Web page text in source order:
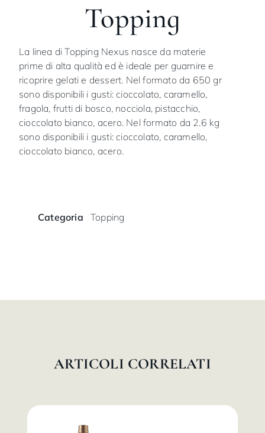
Topping
La linea di Topping Nexus nasce da materie
prime di alta qualità ed è ideale per guarnire e
ricoprire gelati e dessert. Nel formato da 650 gr
sono disponibili i gusti: cioccolato, caramello,
fragola, frutti di bosco, nocciola, pistacchio,
cioccolato bianco, acero. Nel formato da 2.6 kg
sono disponibili i gusti: cioccolato, caramello,
cioccolato bianco, acero.
Categoria Topping
ARTICOLI CORRELATI